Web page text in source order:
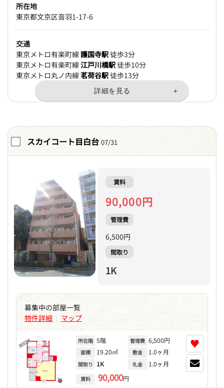
所在地
東京都文京区音羽1-17-6
交通
東京メトロ有楽町線護国寺駅徒歩3分
東京メトロ有楽町線江戸川橋駅徒歩10分
東京メトロ丸ノ内線茗荷谷駅徒歩13分
スカイコート目白台 07/31
賃料
90,000円
管理費
6,500円
間取り
1K
募集中の部屋一覧
物件詳細 | マップ
所在階 5階
面積 19.20㎡
間取り 1K
賃料 90,000円
管理費 6,500円
敷金 1.0ヶ月
礼金 1.0ヶ月
♥